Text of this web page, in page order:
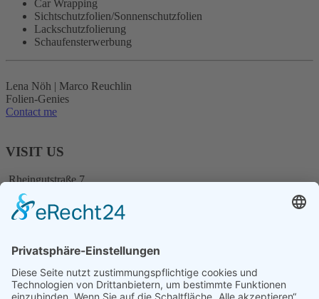
Car Wrapping
Sichtschutzfolien/Sonnenschutzfolien
Lackschutzfolierung
Schaufensterwerbung
Lena Nöh | Marco Reuchlin
Folien-Genies
Contact me
VISIT US
Rheingutstraße 7
78462 Konstanz
HOURS
Montag + Dienstag + Donnerstag
10:00 - 12:00 / 14:00 - 17:00
Freitag